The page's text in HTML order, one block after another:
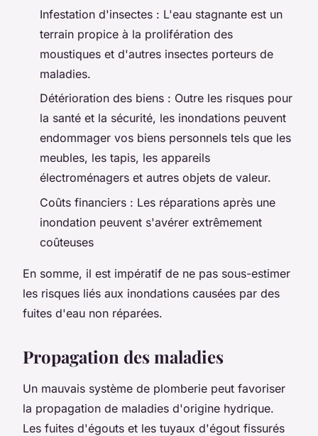
Infestation d'insectes : L'eau stagnante est un
terrain propice à la prolifération des
moustiques et d'autres insectes porteurs de
maladies.
Détérioration des biens : Outre les risques pour
la santé et la sécurité, les inondations peuvent
endommager vos biens personnels tels que les
meubles, les tapis, les appareils
électroménagers et autres objets de valeur.
Coûts financiers : Les réparations après une
inondation peuvent s'avérer extrêmement
coûteuses
En somme, il est impératif de ne pas sous-estimer
les risques liés aux inondations causées par des
fuites d'eau non réparées.
Propagation des maladies
Un mauvais système de plomberie peut favoriser
la propagation de maladies d'origine hydrique.
Les fuites d'égouts et les tuyaux d'égout fissurés